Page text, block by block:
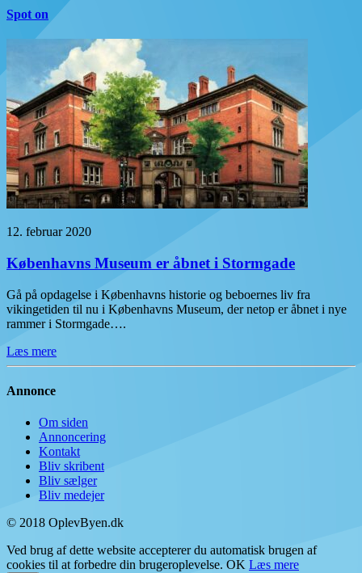
Spot on
12. februar 2020
Københavns Museum er åbnet i Stormgade
Gå på opdagelse i Københavns historie og beboernes liv fra
vikingetiden til nu i Københavns Museum, der netop er åbnet i nye
rammer i Stormgade….
Læs mere
Annonce
Om siden
Annoncering
Kontakt
Bliv skribent
Bliv sælger
Bliv medejer
© 2018 OplevByen.dk
Ved brug af dette website accepterer du automatisk brugen af
cookies til at forbedre din brugeroplevelse. OK Læs mere